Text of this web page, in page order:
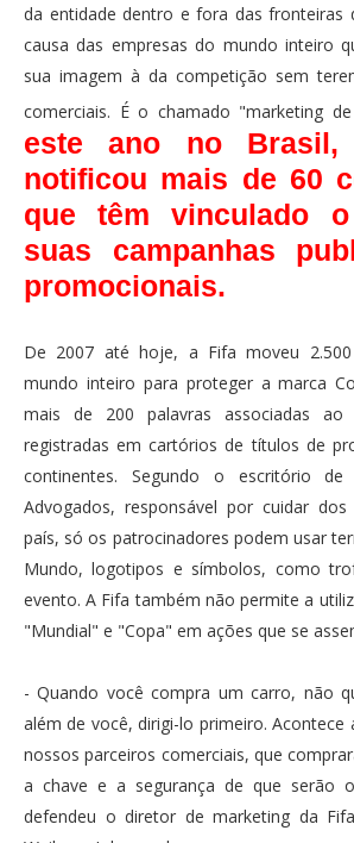
da entidade dentro e fora das fronteiras
causa das empresas do mundo inteiro
sua imagem à da competição sem
comerciais. É o chamado "marketing
este ano no
notificou mais de 60
que têm vinculado
suas campanhas
promocionais.
De 2007 até hoje, a Fifa moveu
mundo inteiro para proteger a marca
mais de 200 palavras associadas
registradas em cartórios de títulos de
continentes. Segundo o escritório de
Advogados, responsável por cuidar
país, só os patrocinadores podem usar
Mundo, logotipos e símbolos, como
evento. A Fifa também não permite a
"Mundial" e "Copa" em ações que se
- Quando você compra um carro, não
além de você, dirigi-lo primeiro. Acontece
nossos parceiros comerciais, que
a chave e a segurança de que serão
defendeu o diretor de marketing da